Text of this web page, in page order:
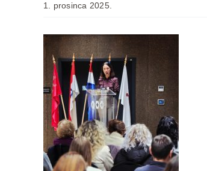
1. prosinca 2025.